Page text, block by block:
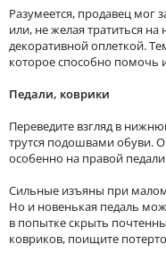
Разумеется, продавец мог
или, не желая тратиться
декоративной оплеткой.
которое способно
Педали, коврики
Переведите взгляд в
трутся подошвами обуви.
особенно на правой
Сильные изъяны при
Но и новенькая педаль
в попытке скрыть
ковриков, поищите